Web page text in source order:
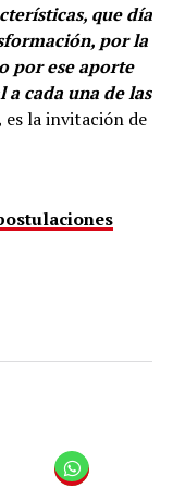
que día
por la
por ese aporte
cada una de las
es la invitación de